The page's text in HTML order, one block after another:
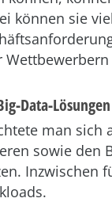
können sie
Data-Lösungen
man sich
sowie den
Inzwischen